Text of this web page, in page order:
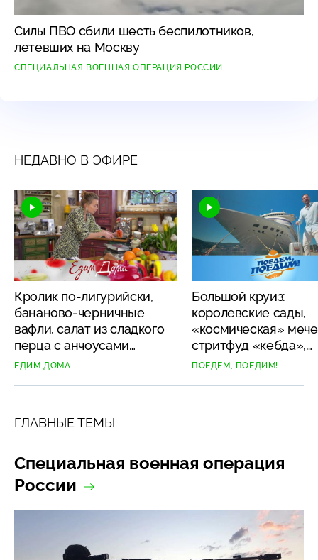
Силы ПВО сбили шесть беспилотников,
летевших на Москву
СПЕЦИАЛЬНАЯ ВОЕННАЯ ОПЕРАЦИЯ РОССИИ
НЕДАВНО В ЭФИРЕ
Кролик по-лигурийски,
бананово-черничные
вафли, салат из сладкого
перца с анчоусами
и стручковой фасолью
ЕДИМ ДОМА
Большой круиз:
королевские сады,
«космическая»
стритфуд «кебда»,
шокирующий
ПОЕДЕМ, ПОЕДИМ!
ГЛАВНЫЕ ТЕМЫ
Специальная военная операция
России